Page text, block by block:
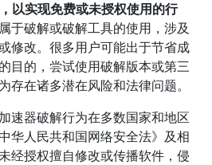
以实现免费或未授权使用的行
于破解或破解工具的使用，涉及
修改。很多用户可能出于节省成
目的，尝试使用破解版本或第三
存在诸多潜在风险和法律问题。
速器破解行为在多数国家和地区
华人民共和国网络安全法》及相
经授权擅自修改或传播软件，侵